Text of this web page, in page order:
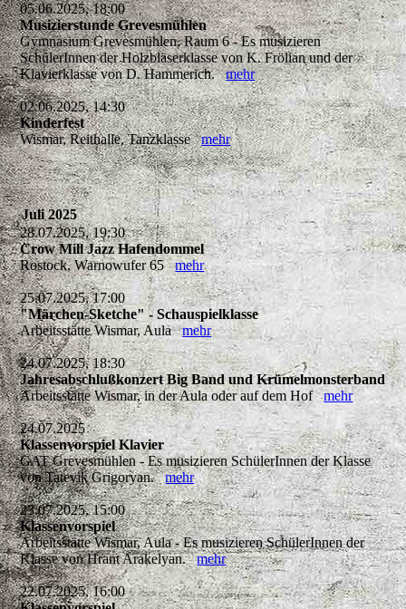
05.06.2025, 18:00
Musizierstunde Grevesmühlen
Gymnasium Grevesmühlen, Raum 6 - Es musizieren
SchülerInnen der Holzbläserklasse von K. Frölian und der
Klavierklasse von D. Hammerich.mehr
02.06.2025, 14:30
Kinderfest
Wismar, Reithalle, Tanzklassemehr
Juli 2025
28.07.2025, 19:30
Crow Mill Jazz Hafendommel
Rostock, Warnowufer 65mehr
25.07.2025, 17:00
"Märchen-Sketche" - Schauspielklasse
Arbeitsstätte Wismar, Aulamehr
24.07.2025, 18:30
Jahresabschlußkonzert Big Band und Krümelmonsterband
Arbeitsstätte Wismar, in der Aula oder auf dem Hofmehr
24.07.2025
Klassenvorspiel Klavier
GAT Grevesmühlen - Es musizieren SchülerInnen der Klasse
von Tatevik Grigoryan.mehr
23.07.2025, 15:00
Klassenvorspiel
Arbeitsstätte Wismar, Aula - Es musizieren SchülerInnen der
Klasse von Hrant Arakelyan.mehr
22.07.2025, 16:00